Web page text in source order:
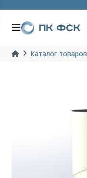
Каталог товаров